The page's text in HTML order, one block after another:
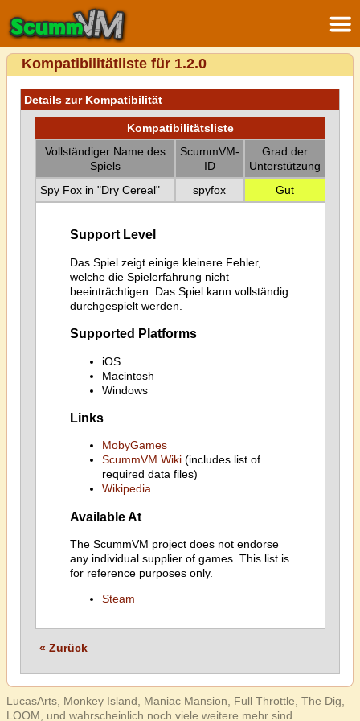
Kompatibilitätliste für 1.2.0
Details zur Kompatibilität
Kompatibilitätsliste
Vollständiger Name des
Spiels
ScummVM-
ID
Grad der
Unterstützung
Spy Fox in "Dry Cereal"
spyfox Gut
Support Level
Das Spiel zeigt einige kleinere Fehler,
welche die Spielerfahrung nicht
beeinträchtigen. Das Spiel kann vollständig
durchgespielt werden.
Supported Platforms
iOS
Macintosh
Windows
Links
MobyGames
ScummVM Wiki(includes list of
required data files)
Wikipedia
Available At
The ScummVM project does not endorse
any individual supplier of games. This list is
for reference purposes only.
Steam
« Zurück
LucasArts, Monkey Island, Maniac Mansion, Full Throttle, The Dig,
LOOM, und wahrscheinlich noch viele weitere mehr sind